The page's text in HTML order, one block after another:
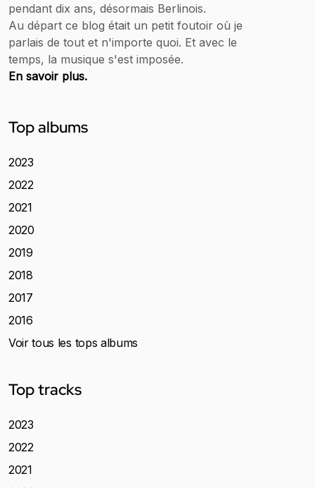
pendant dix ans, désormais Berlinois.
Au départ ce blog était un petit foutoir où je
parlais de tout et n'importe quoi. Et avec le
temps, la musique s'est imposée.
En savoir plus.
Top albums
2023
2022
2021
2020
2019
2018
2017
2016
Voir tous les tops albums
Top tracks
2023
2022
2021